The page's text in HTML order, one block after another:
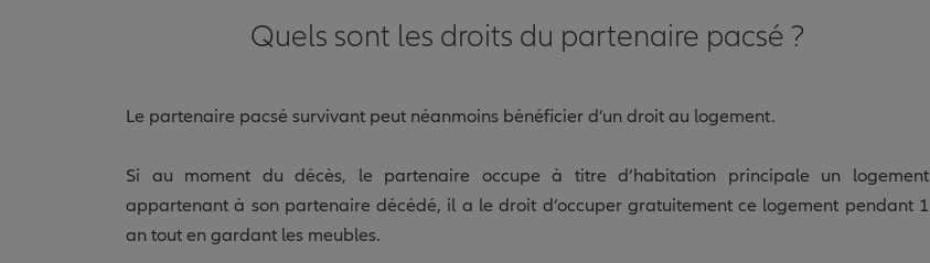
Quels sont les droits du partenaire pacsé ?
Le partenaire pacsé survivant peut néanmoins bénéficier d’un droit au logement.
Si au moment du décès, le partenaire occupe à titre d’habitation principale un logement
appartenant à son partenaire décédé, il a le droit d’occuper gratuitement ce logement pendant 1
an tout en gardant les meubles.